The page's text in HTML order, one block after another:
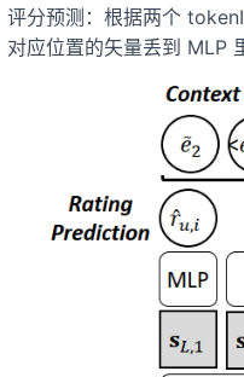
评分预测：根据两个
对应位置的矢量丢到 MLP